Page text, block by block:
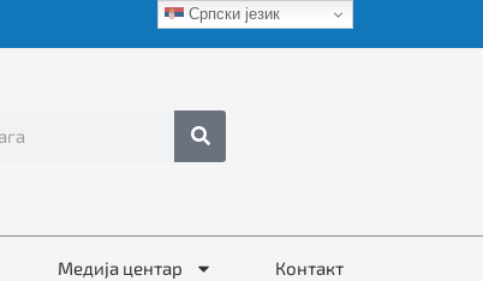
Медија центар Контакт
Српски језик